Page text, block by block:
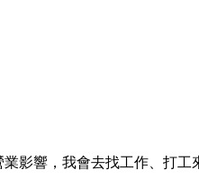
影響，我會去找工作、打工